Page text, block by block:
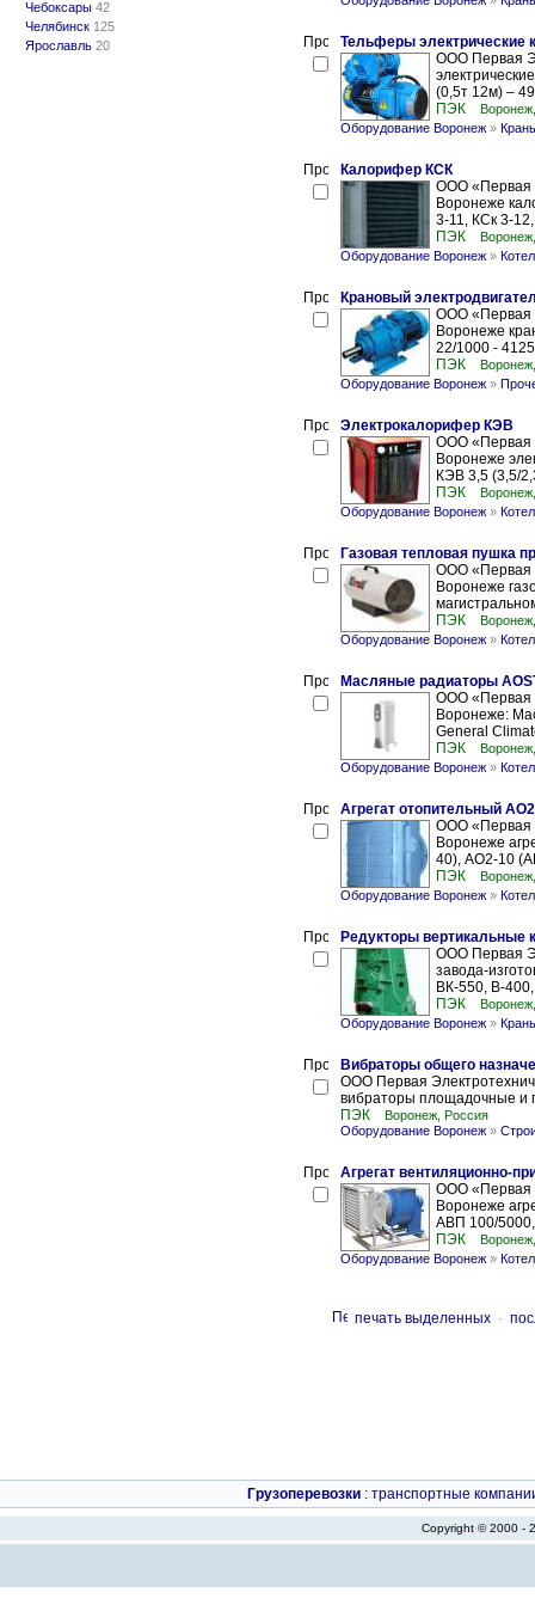
Чебоксары 42
Челябинск 125
Ярославль 20
Тельферы электрические
ООО Первая
(0,5т 12м) –
ПЭК
Оборудование Воронеж »
Калорифер КСК
ООО «Первая
Воронеже
3-11, КСк 3-
ПЭК
Оборудование Воронеж »
Крановый
ООО «Первая
Воронеже
22/1000 -
ПЭК
Оборудование Воронеж »
Электрокалорифер КЭВ
ООО «Первая
Воронеже
КЭВ 3,5 (3,5/
ПЭК
Оборудование Воронеж »
Газовая тепловая пушка
ООО «Первая
Воронеже
ПЭК
Оборудование Воронеж »
Масляные радиаторы
ООО «Первая
Воронеже:
General
ПЭК
Оборудование Воронеж »
Агрегат отопительный
ООО «Первая
Воронеже
40), АО2-10
ПЭК
Оборудование Воронеж »
Редукторы вертикальные
ООО Первая
завода-
ВК-550, В-
ПЭК
Оборудование Воронеж »
Вибраторы общего
ООО Первая
вибраторы площадочные и
ПЭК
Воронеж, Россия
Оборудование Воронеж »
Агрегат вентиляционно-
ООО «Первая
Воронеже
АВП 100/
ПЭК
Оборудование Воронеж »
печать выделенных -
Грузоперевозки : транспортные
Copyright © 2000 -